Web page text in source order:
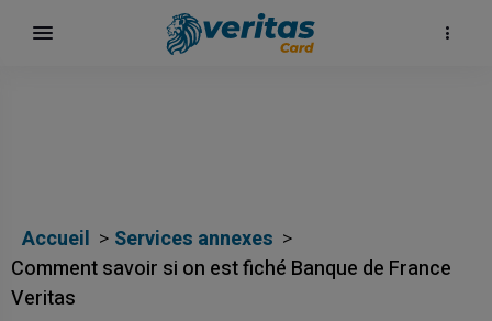
Accueil
Services annexes
Comment savoir si on est fiché Banque de France
Veritas